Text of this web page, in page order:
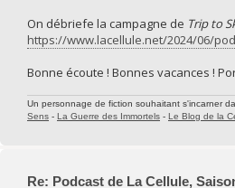
On débriefe la campagne de Trip to
https://www.lacellule.net/2024/06/
Bonne écoute ! Bonnes vacances !
Un personnage de fiction souhaitant s'incarner
Sens - La Guerre des Immortels - Le Blog de la
Re: Podcast de La Cellule,